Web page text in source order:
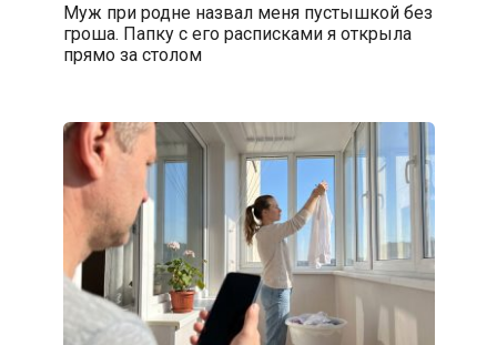
Муж при родне назвал меня пустышкой без
гроша. Папку с его расписками я открыла
прямо за столом